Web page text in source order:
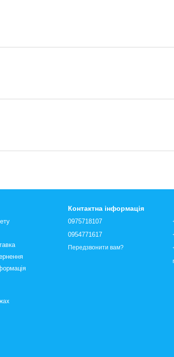
Контактна інформація
0975718107
0954771617
Передзвонити вам?